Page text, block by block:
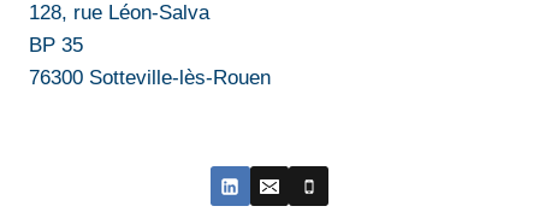
128, rue Léon-Salva
BP 35
76300 Sotteville-lès-Rouen